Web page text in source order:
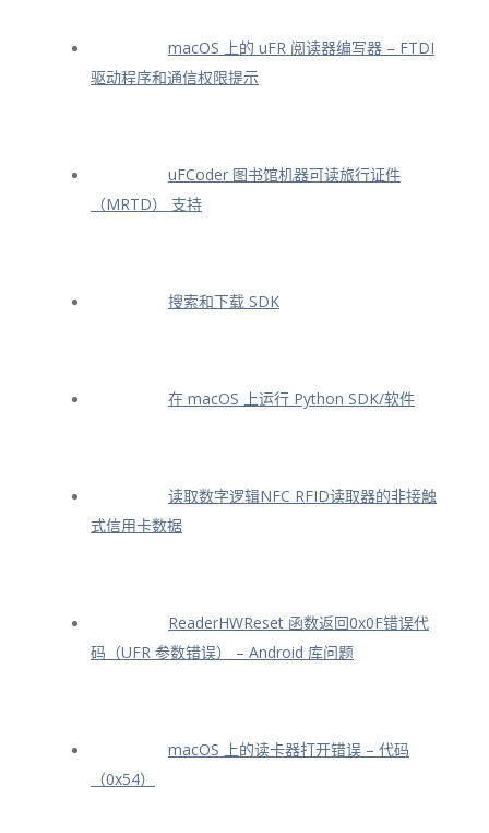
macOS 上的 uFR 阅读器编写器 – FTDI
驱动程序和通信权限提示
uFCoder 图书馆机器可读旅行证件
（MRTD） 支持
搜索和下载 SDK
在 macOS 上运行 Python SDK/软件
读取数字逻辑NFC RFID读取器的非接触
式信用卡数据
ReaderHWReset 函数返回0x0F错误代
码（UFR 参数错误） – Android 库问题
macOS 上的读卡器打开错误 – 代码
（0x54）